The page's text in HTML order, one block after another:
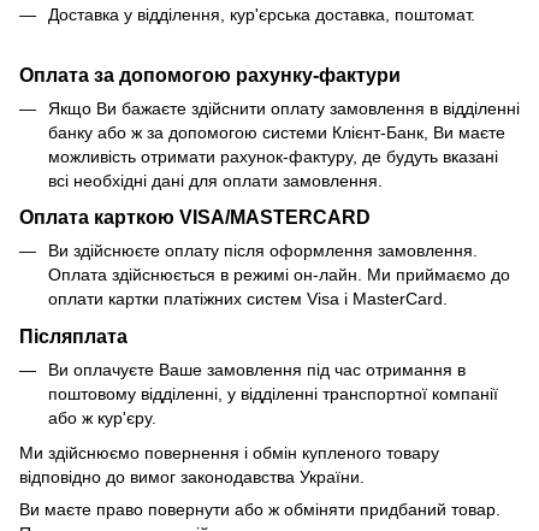
Доставка у відділення, кур'єрська доставка, поштомат.
Оплата за допомогою рахунку-фактури
Якщо Ви бажаєте здійснити оплату замовлення в відділенні
банку або ж за допомогою системи Клієнт-Банк, Ви маєте
можливість отримати рахунок-фактуру, де будуть вказані
всі необхідні дані для оплати замовлення.
Оплата карткою VISA/MASTERCARD
Ви здійснюєте оплату після оформлення замовлення.
Оплата здійснюється в режимі он-лайн. Ми приймаємо до
оплати картки платіжних систем Visa і MasterCard.
Післяплата
Ви оплачуєте Ваше замовлення під час отримання в
поштовому відділенні, у відділенні транспортної компанії
або ж кур'єру.
Ми здійснюємо повернення і обмін купленого товару
відповідно до вимог законодавства України.
Ви маєте право повернути або ж обміняти придбаний товар.